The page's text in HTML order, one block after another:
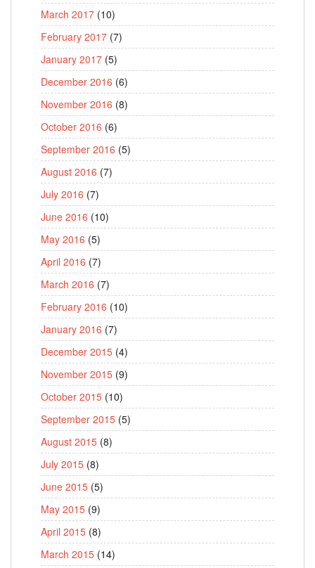
March 2017 (10)
February 2017 (7)
January 2017 (5)
December 2016 (6)
November 2016 (8)
October 2016 (6)
September 2016 (5)
August 2016 (7)
July 2016 (7)
June 2016 (10)
May 2016 (5)
April 2016 (7)
March 2016 (7)
February 2016 (10)
January 2016 (7)
December 2015 (4)
November 2015 (9)
October 2015 (10)
September 2015 (5)
August 2015 (8)
July 2015 (8)
June 2015 (5)
May 2015 (9)
April 2015 (8)
March 2015 (14)